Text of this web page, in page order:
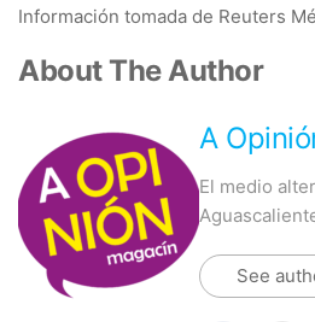
Información tomada de Reuters
About The Author
A
El medio
See